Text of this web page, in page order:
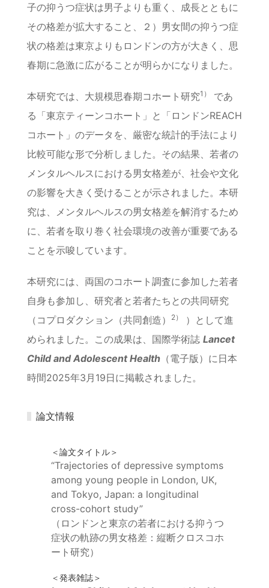
子の抑うつ症状は男子よりも重く、成長とともに
その格差が拡大すること、２）男女間の抑うつ症
状の格差は東京よりもロンドンの方が大きく、思
春期に急激に広がることが明らかになりました。
本研究では、大規模思春期コホート研究1）
であ
る「東京ティーンコホート」と「ロンドンREACH
コホート」のデータを、厳密な統計的手法により
比較可能な形で分析しました。その結果、若者の
メンタルヘルスにおける男女格差が、社会や文化
の影響を大きく受けることが示されました。本研
究は、メンタルヘルスの男女格差を解消するため
に、若者を取り巻く社会環境の改善が重要である
ことを示唆しています。
本研究には、両国のコホート調査に参加した若者
自身も参加し、研究者と若者たちとの共同研究
（コプロダクション（共同創造）
2）
）として進
められました。この成果は、国際学術誌 Lancet
Child and Adolescent Health （電子版）に日本
時間2025年3月19日に掲載されました。
論文情報
＜論文タイトル＞
“Trajectories of depressive symptoms
among young people in London, UK,
and Tokyo, Japan: a longitudinal
cross-cohort study”
（ロンドンと東京の若者における抑うつ
症状の軌跡の男女格差：縦断クロスコホ
ート研究）
＜発表雑誌＞